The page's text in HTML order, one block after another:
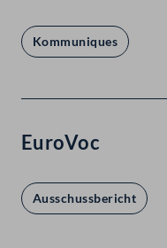
Kommuniques
EuroVoc
Ausschussbericht